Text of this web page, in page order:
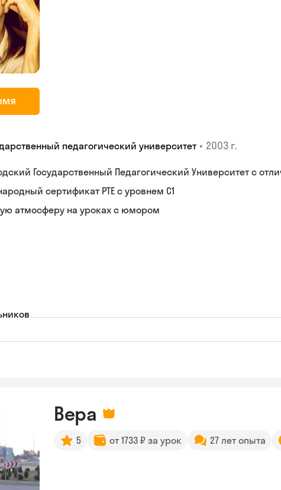
педагогический университет • 2003 г.
Государственный Педагогический Университет с
сертификат PTE с уровнем C1
атмосферу на уроках с юмором
Вера
5 от 1733 ₽ за урок 27 лет опыта